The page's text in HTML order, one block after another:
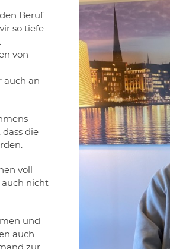
Beruf
so tiefe
von
auch an
die
voll
nicht
und
auch